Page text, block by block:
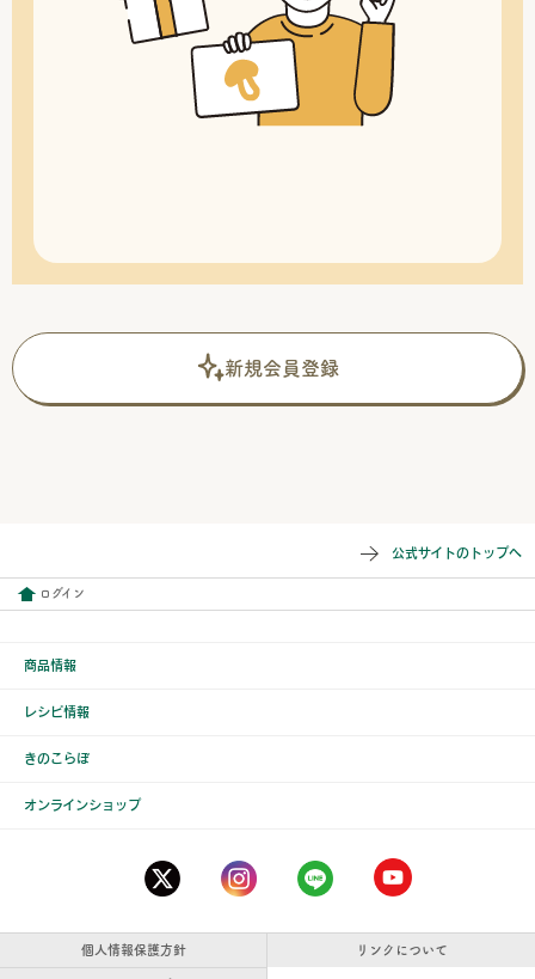
新規会員登録
公式サイトのトップへ
ログイン
商品情報
レシピ情報
きのこらぼ
オンラインショップ
個人情報保護方針 リンクについて